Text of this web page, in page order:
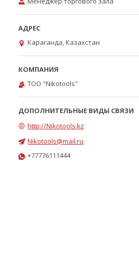
Караганда, Казахстан
ТОО "Nikotools"
http://Nikotools.kz
Nikotools@mail.ru
+77776111444